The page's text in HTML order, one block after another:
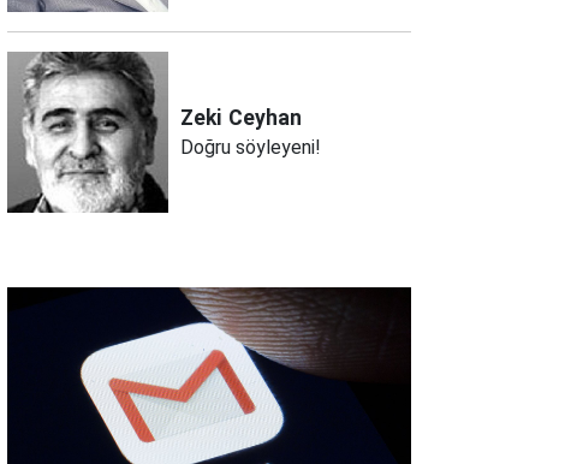
Zeki Ceyhan
Doğru söyleyeni!